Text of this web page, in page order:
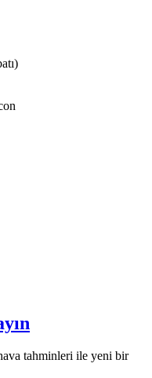
tahminleri ile yeni bir